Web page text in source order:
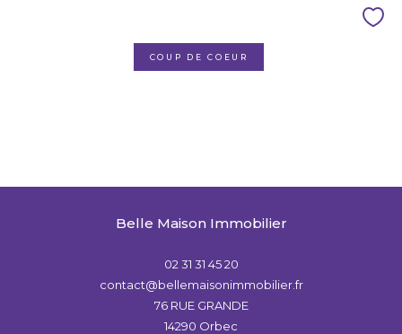
COUP DE COEUR
Belle Maison Immobilier
02 31 31 45 20
contact@bellemaisonimmobilier.fr
76 RUE GRANDE
14290
Orbec